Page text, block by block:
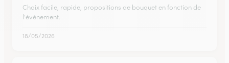
Choix facile, rapide, propositions de bouquet en fonction de
l'événement.
18/05/2026